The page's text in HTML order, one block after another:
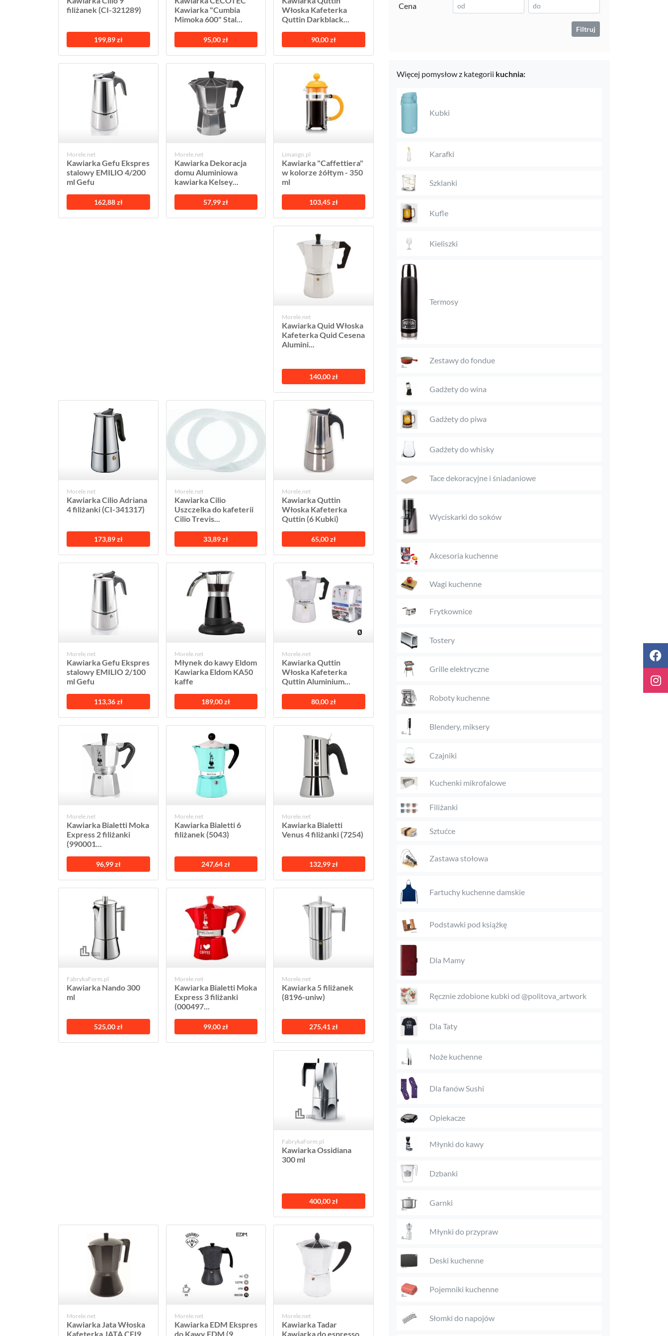
filiżanek (CI-321289)
199,89 zł
Kawiarka "Cumbia
Mimoka 600" Stal...
95,00 zł
Włoska Kafeterka
Quttin Darkblack...
90,00 zł
Morele.net
Kawiarka Gefu Ekspres
stalowy EMILIO 4/200
ml Gefu
162,88 zł
Morele.net
Kawiarka Dekoracja
domu Aluminiowa
kawiarka Kelsey...
57,99 zł
Limango.pl
Kawiarka "Caffettiera"
w kolorze żółtym - 350
ml
103,45 zł
Morele.net
Kawiarka Quid Włoska
Kafeterka Quid Cesena
Alumini...
140,00 zł
Morele.net
Kawiarka Cilio Adriana
4 filiżanki (CI-341317)
173,89 zł
Morele.net
Kawiarka Cilio
Uszczelka do kafeterii
Cilio Trevis...
33,89 zł
Morele.net
Kawiarka Quttin
Włoska Kafeterka
Quttin (6 Kubki)
65,00 zł
Morele.net
Kawiarka Gefu Ekspres
stalowy EMILIO 2/100
ml Gefu
113,36 zł
Morele.net
Młynek do kawy Eldom
Kawiarka Eldom KA50
kaffe
189,00 zł
Morele.net
Kawiarka Quttin
Włoska Kafeterka
Quttin Aluminium...
80,00 zł
Morele.net
Kawiarka Bialetti Moka
Express 2 filiżanki
(990001...
96,99 zł
Morele.net
Kawiarka Bialetti 6
filiżanek (5043)
247,64 zł
Morele.net
Kawiarka Bialetti
Venus 4 filiżanki (7254)
132,99 zł
FabrykaForm.pl
Kawiarka Nando 300
ml
525,00 zł
Morele.net
Kawiarka Bialetti Moka
Express 3 filiżanki
(000497...
99,00 zł
Morele.net
Kawiarka 5 filiżanek
(8196-uniw)
275,41 zł
FabrykaForm.pl
Kawiarka Ossidiana
300 ml
400,00 zł
Morele.net
Kawiarka Jata Włoska
Kafeterka JATA CFI9
Morele.net
Kawiarka EDM Ekspres
do Kawy EDM (9
Morele.net
Kawiarka Tadar
Kawiarka do espresso
Cena
Filtruj
Więcej pomysłow z kategorii kuchnia:
Kubki
Karafki
Szklanki
Kufle
Kieliszki
Termosy
Zestawy do fondue
Gadżety do wina
Gadżety do piwa
Gadżety do whisky
Tace dekoracyjne i śniadaniowe
Wyciskarki do soków
Akcesoria kuchenne
Wagi kuchenne
Frytkownice
Tostery
Grille elektryczne
Roboty kuchenne
Blendery, miksery
Czajniki
Kuchenki mikrofalowe
Filiżanki
Sztućce
Zastawa stołowa
Fartuchy kuchenne damskie
Podstawki pod książkę
Dla Mamy
Ręcznie zdobione kubki od @politova_artwork
Dla Taty
Noże kuchenne
Dla fanów Sushi
Opiekacze
Młynki do kawy
Dzbanki
Garnki
Młynki do przypraw
Deski kuchenne
Pojemniki kuchenne
Słomki do napojów